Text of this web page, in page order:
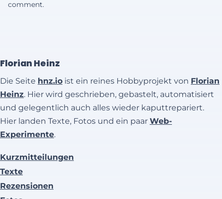
comment.
Florian Heinz
Die Seite hnz.io ist ein reines Hobbyprojekt von Florian
Heinz. Hier wird geschrieben, gebastelt, automatisiert
und gelegentlich auch alles wieder kaputtrepariert.
Hier landen Texte, Fotos und ein paar Web-
Experimente.
Kurzmitteilungen
Texte
Rezensionen